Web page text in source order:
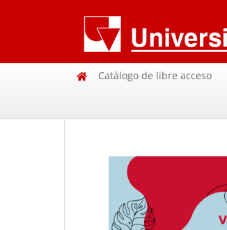
Catálogo de libre acceso